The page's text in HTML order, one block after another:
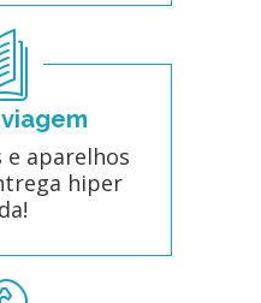
e aparelhos
hiper